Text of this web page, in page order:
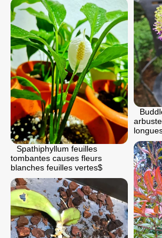
Spathiphyllum feuilles
tombantes causes fleurs
blanches feuilles vertes$